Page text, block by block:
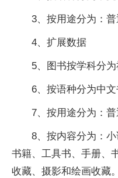
3、按用途分为：普
4、扩展数据
5、图书按学科分
6、按语种分为中文
7、按用途分为：普
8、按内容分为：
书籍、工具书、手册、
收藏、摄影和绘画收藏。